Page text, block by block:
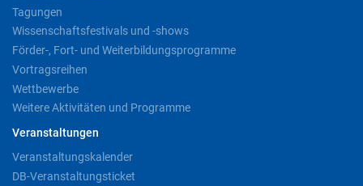
Tagungen
Wissenschaftsfestivals und -shows
Förder-, Fort- und Weiterbildungsprogramme
Vortragsreihen
Wettbewerbe
Weitere Aktivitäten und Programme
Veranstaltungen
Veranstaltungskalender
DB-Veranstaltungsticket